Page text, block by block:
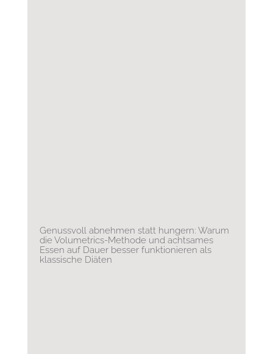
Genussvoll abnehmen statt hungern: Warum
die Volumetrics-Methode und achtsames
Essen auf Dauer besser funktionieren als
klassische Diäten